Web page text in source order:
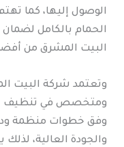
الوصول إليها، كما
الحمام بالكامل
البيت المشرق من
وتعتمد شركة البيت
ومتخصص في تنظيف
وفق خطوات منظمة
والجودة العالية،